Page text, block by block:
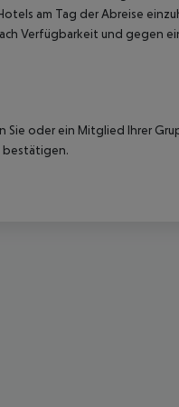
am Tag der Abreise
Verfügbarkeit und gegen
oder ein Mitglied Ihrer
bestätigen.